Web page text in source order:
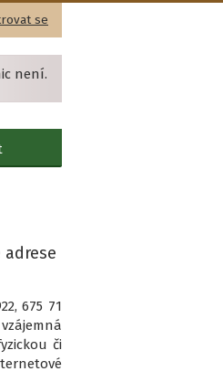
se
není.
675 71
či